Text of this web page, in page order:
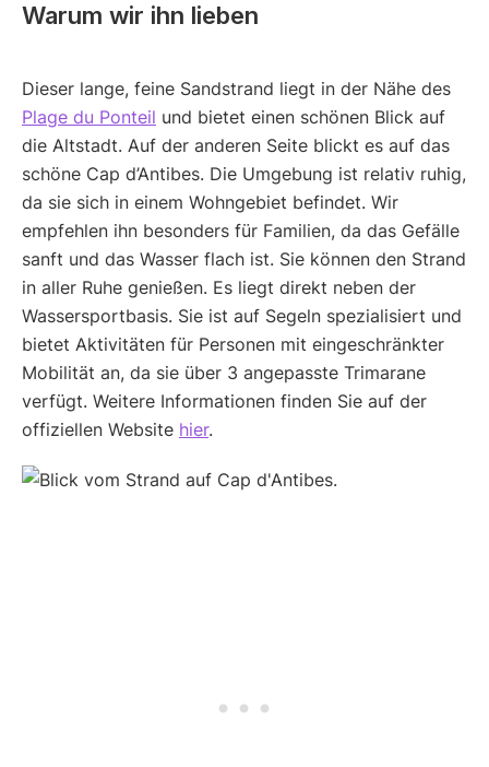
Warum wir ihn lieben
Dieser lange, feine Sandstrand liegt in der Nähe des
Plage du Ponteil und bietet einen schönen Blick auf
die Altstadt. Auf der anderen Seite blickt es auf das
schöne Cap d’Antibes. Die Umgebung ist relativ ruhig,
da sie sich in einem Wohngebiet befindet. Wir
empfehlen ihn besonders für Familien, da das Gefälle
sanft und das Wasser flach ist. Sie können den Strand
in aller Ruhe genießen. Es liegt direkt neben der
Wassersportbasis. Sie ist auf Segeln spezialisiert und
bietet Aktivitäten für Personen mit eingeschränkter
Mobilität an, da sie über 3 angepasste Trimarane
verfügt. Weitere Informationen finden Sie auf der
offiziellen Website hier.